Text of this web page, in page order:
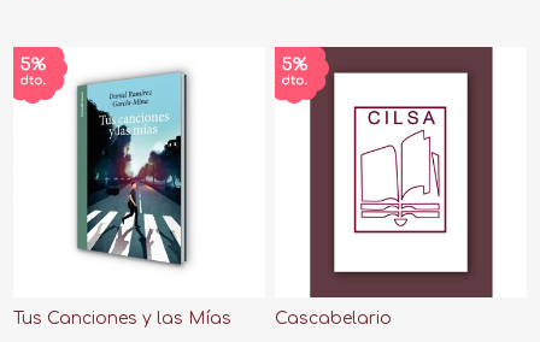
Tus Canciones y las Mías Cascabelario